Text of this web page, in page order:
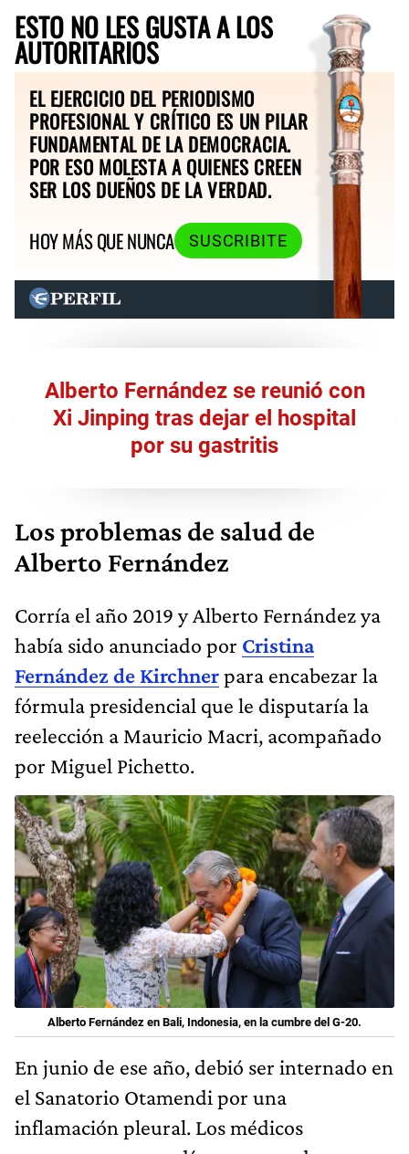
ESTO NO LES GUSTA A LOS
AUTORITARIOS
EL EJERCICIO DEL PERIODISMO
PROFESIONAL Y CRÍTICO ES UN PILAR
FUNDAMENTAL DE LA DEMOCRACIA.
POR ESO MOLESTA A QUIENES CREEN
SER LOS DUEÑOS DE LA VERDAD.
HOY MÁS QUE NUNCA
SUSCRIBITE
Alberto Fernández se reunió con
Xi Jinping tras dejar el hospital
por su gastritis
Los problemas de salud de
Alberto Fernández
Corría el año 2019 y Alberto Fernández ya
había sido anunciado por Cristina
Fernández de Kirchnerpara encabezar la
fórmula presidencial que le disputaría la
reelección a Mauricio Macri, acompañado
por Miguel Pichetto.
Alberto Fernández en Bali, Indonesia, en la cumbre del G-20.
En junio de ese año, debió ser internado en
el Sanatorio Otamendi por una
inflamación pleural. Los médicos